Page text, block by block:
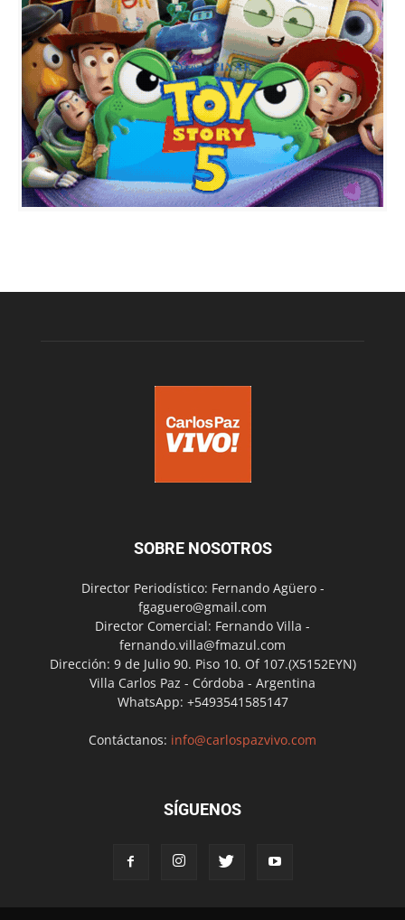
SOBRE NOSOTROS
Director Periodístico: Fernando Agüero -
fgaguero@gmail.com
Director Comercial: Fernando Villa -
fernando.villa@fmazul.com
Dirección: 9 de Julio 90. Piso 10. Of 107.(X5152EYN)
Villa Carlos Paz - Córdoba - Argentina
WhatsApp: +5493541585147
Contáctanos: info@carlospazvivo.com
SÍGUENOS